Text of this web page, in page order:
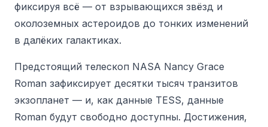
фиксируя всё — от взрывающихся звёзд и
околоземных астероидов до тонких изменений
в далёких галактиках.
Предстоящий телескоп NASA Nancy Grace
Roman зафиксирует десятки тысяч транзитов
экзопланет — и, как данные TESS, данные
Roman будут свободно доступны. Достижения,